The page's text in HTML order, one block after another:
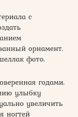
с
орнамент.
фото.
годами.
улыбку
увеличить
ногтей